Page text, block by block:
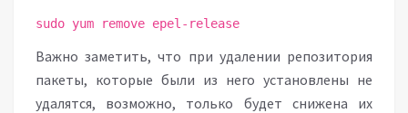
sudo yum remove epel-release
Важно заметить, что при удалении репозитория
пакеты, которые были из него установлены не
удалятся, возможно, только будет снижена их